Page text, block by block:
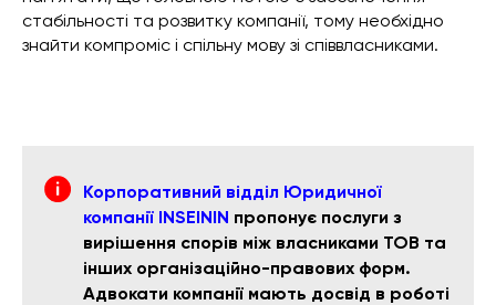
стабільності та розвитку компанії, тому необхідно
знайти компроміс і спільну мову зі співвласниками.
Корпоративний відділ Юридичної
компанії INSEININ пропонує послуги з
вирішення спорів між власниками ТОВ та
інших організаційно-правових форм.
Адвокати компанії мають досвід в роботі